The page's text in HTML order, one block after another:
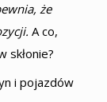
że
A co,
skłonie?
i pojazdów